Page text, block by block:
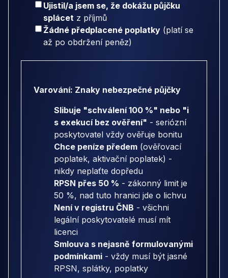
Ujistil/a jsem se, že dokážu půjčku
splácet z příjmů
Žádné předplacené poplatky (platí se
až po obdržení peněz)
Varování: Znaky nebezpečné půjčky
Slibuje "schválení 100 %" nebo "i
s exekucí bez ověření" - seriózní
poskytovatel vždy ověřuje bonitu
Chce peníze předem (ověřovací
poplatek, aktivační poplatek) -
nikdy neplaťte dopředu
RPSN přes 50 % - zákonný limit je
50 %, nad tuto hranici jde o lichvu
Není v registru ČNB - všichni
legální poskytovatelé musí mít
licenci
Smlouva s nejasně formulovanými
podmínkami - vždy musí být jasné
RPSN, splátky, poplatky